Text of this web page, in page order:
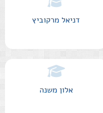
דניאל מרקוביץ
אלון משנה